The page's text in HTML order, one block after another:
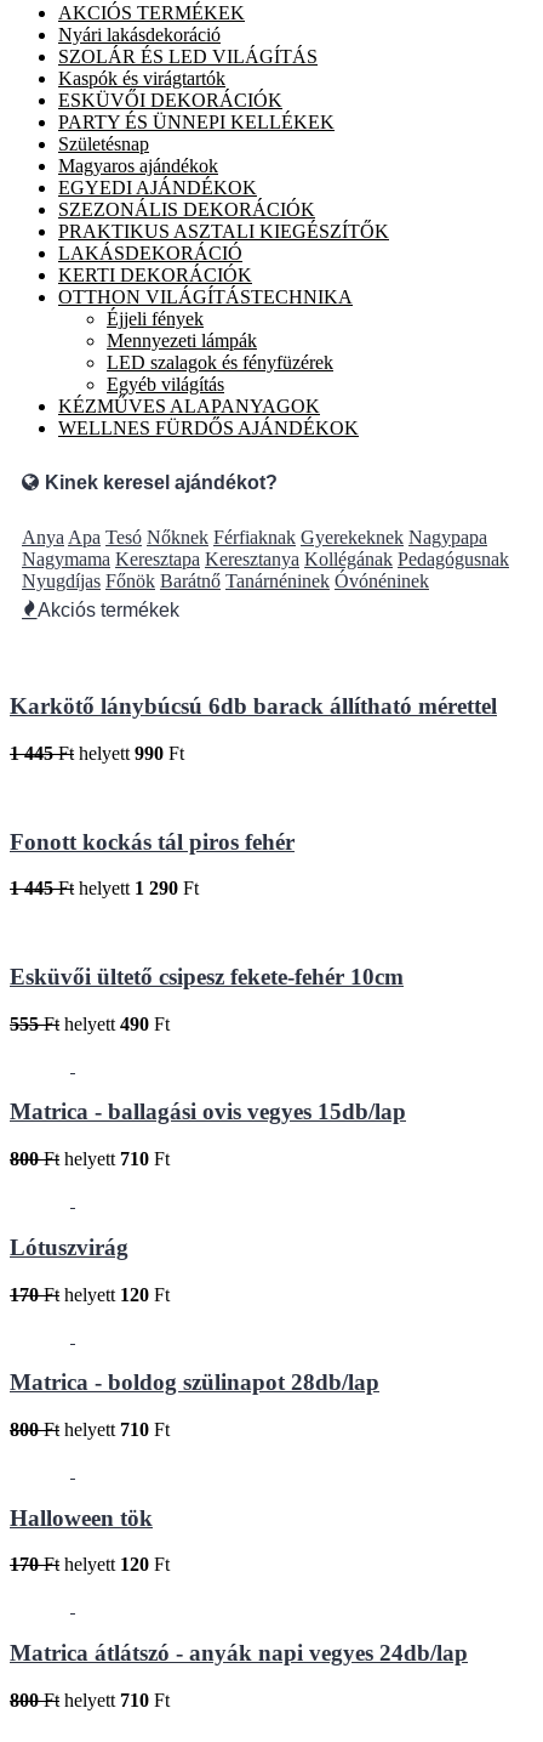
AKCIÓS TERMÉKEK
Nyári lakásdekoráció
SZOLÁR ÉS LED VILÁGÍTÁS
Kaspók és virágtartók
ESKÜVŐI DEKORÁCIÓK
PARTY ÉS ÜNNEPI KELLÉKEK
Születésnap
Magyaros ajándékok
EGYEDI AJÁNDÉKOK
SZEZONÁLIS DEKORÁCIÓK
PRAKTIKUS ASZTALI KIEGÉSZÍTŐK
LAKÁSDEKORÁCIÓ
KERTI DEKORÁCIÓK
OTTHON VILÁGÍTÁSTECHNIKA
Éjjeli fények
Mennyezeti lámpák
LED szalagok és fényfüzérek
Egyéb világítás
KÉZMŰVES ALAPANYAGOK
WELLNES FÜRDŐS AJÁNDÉKOK
Kinek keresel ajándékot?
AnyaApa Tesó Nőknek Férfiaknak Gyerekeknek Nagypapa
Nagymama Keresztapa Keresztanya Kollégának Pedagógusnak
Nyugdíjas Főnök Barátnő Tanárnéninek Óvónéninek
Akciós termékek
Karkötő lánybúcsú 6db barack állítható mérettel
1 445 Ft helyett 990 Ft
Fonott kockás tál piros fehér
1 445 Ft helyett 1 290 Ft
Esküvői ültető csipesz fekete-fehér 10cm
555 Ft helyett 490 Ft
Matrica - ballagási ovis vegyes 15db/lap
800 Ft helyett 710 Ft
Lótuszvirág
170 Ft helyett 120 Ft
Matrica - boldog szülinapot 28db/lap
800 Ft helyett 710 Ft
Halloween tök
170 Fthelyett 120 Ft
Matrica átlátszó - anyák napi vegyes 24db/lap
800 Ft helyett 710 Ft